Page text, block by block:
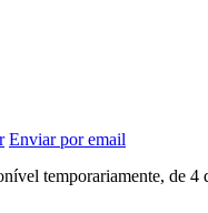
Enviar por email
temporariamente, de